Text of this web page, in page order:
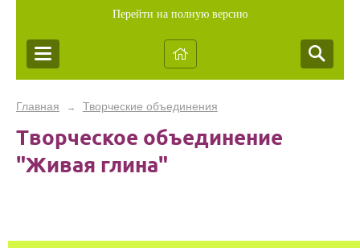
Перейти на полную версию
Главная → Творческие объединения
Творческое объединение
"Живая глина"